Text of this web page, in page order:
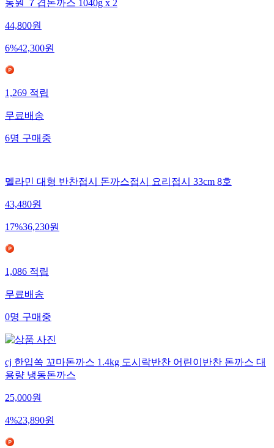
동원 ７겹돈까스 1040g x 2
44,800원
6%42,300원
1,269적립
무료배송
6명구매중
멜라민 대형 반찬접시 돈까스접시 요리접시 33cm 8호
43,480원
17%36,230원
1,086적립
무료배송
0명구매중
cj 한입쏙 꼬마돈까스 1.4kg 도시락반찬 어린이반찬 돈까스 대
용량 냉동돈까스
25,000원
4%23,890원